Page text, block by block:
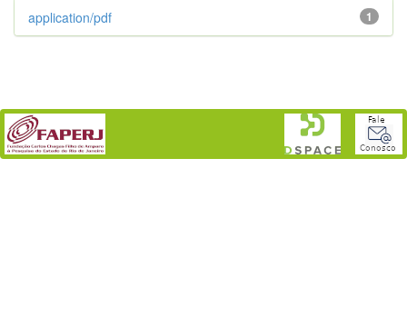
1
application/pdf